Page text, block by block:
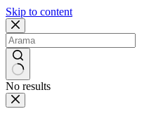
Skip to content
No results